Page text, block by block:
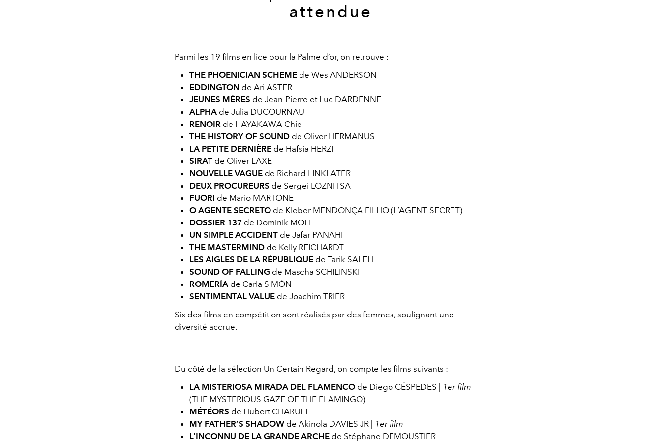
attendue
Parmi les 19 films en lice pour la Palme d’or, on retrouve :
THE PHOENICIAN SCHEME de Wes ANDERSON
EDDINGTON de Ari ASTER
JEUNES MÈRES de Jean-Pierre et Luc DARDENNE
ALPHA de Julia DUCOURNAU
RENOIR de HAYAKAWA Chie
THE HISTORY OF SOUND de Oliver HERMANUS
LA PETITE DERNIÈRE de Hafsia HERZI
SIRAT de Oliver LAXE
NOUVELLE VAGUE de Richard LINKLATER
DEUX PROCUREURS de Sergei LOZNITSA
FUORI de Mario MARTONE
O AGENTE SECRETO de Kleber MENDONÇA FILHO (L’AGENT SECRET)
DOSSIER 137 de Dominik MOLL
UN SIMPLE ACCIDENT de Jafar PANAHI
THE MASTERMIND de Kelly REICHARDT
LES AIGLES DE LA RÉPUBLIQUE de Tarik SALEH
SOUND OF FALLING de Mascha SCHILINSKI
ROMERÍA de Carla SIMÓN
SENTIMENTAL VALUE de Joachim TRIER
Six des films en compétition sont réalisés par des femmes, soulignant une
diversité accrue.
Du côté de la sélection Un Certain Regard, on compte les films suivants :
LA MISTERIOSA MIRADA DEL FLAMENCO de Diego CÉSPEDES | 1er film
(THE MYSTERIOUS GAZE OF THE FLAMINGO)
MÉTÉORS de Hubert CHARUEL
MY FATHER’S SHADOW de Akinola DAVIES JR | 1er film
L’INCONNU DE LA GRANDE ARCHE de Stéphane DEMOUSTIER